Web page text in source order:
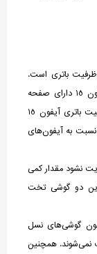
باتری است.
اندازه صفحه نمایش آیفون 15 پلاس ۶٫۷ اینچ و آیفون 15 دارای صفحه
نمایشی به اندازه ۶٫۱ اینچ است. همچنین میزان ظرفیت باتری آیفون 15
گوشی نسبت به آیفون‌های
نشود مقدار کمی
این دو گوشی تخت
گوشی‌های نسل
داشتند کثیف نمی‌شوند. همچنین